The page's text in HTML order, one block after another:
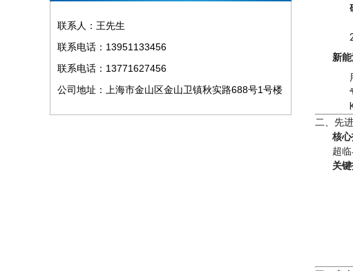
联系人：王先生
联系电话：13951133456
联系电话：13771627456
公司地址：上海市金山区金山卫镇秋实路688号1号楼
新
二、先
核
超
关